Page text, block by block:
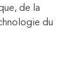
de la
du